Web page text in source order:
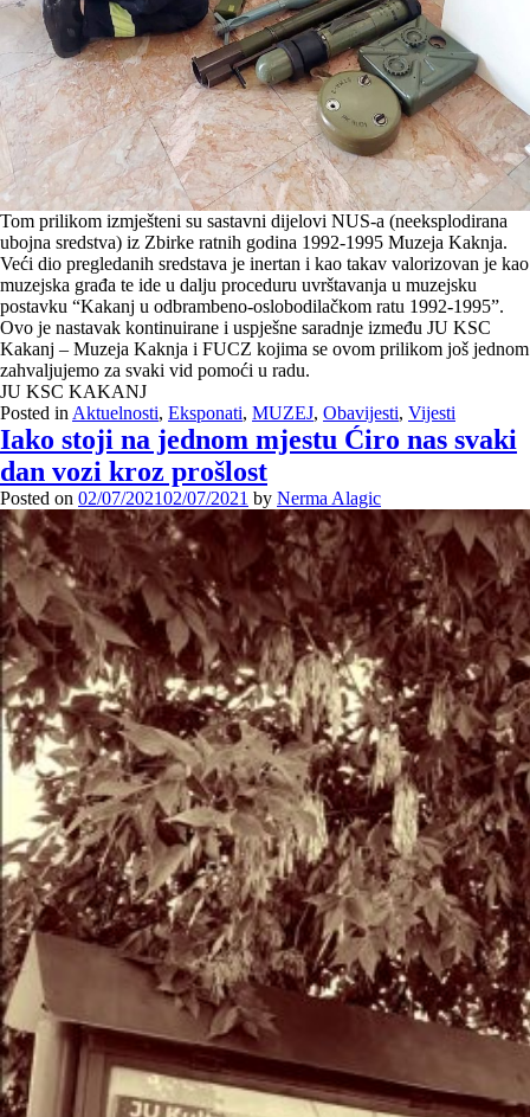
Tom prilikom izmješteni su sastavni dijelovi NUS-a (neeksplodirana
ubojna sredstva) iz Zbirke ratnih godina 1992-1995 Muzeja Kaknja.
Veći dio pregledanih sredstava je inertan i kao takav valorizovan je kao
muzejska građa te ide u dalju proceduru uvrštavanja u muzejsku
postavku “Kakanj u odbrambeno-oslobodilačkom ratu 1992-1995”.
Ovo je nastavak kontinuirane i uspješne saradnje između JU KSC
Kakanj – Muzeja Kaknja i FUCZ kojima se ovom prilikom još jednom
zahvaljujemo za svaki vid pomoći u radu.
JU KSC KAKANJ
Posted in Aktuelnosti, Eksponati, MUZEJ, Obavijesti, Vijesti
Iako stoji na jednom mjestu Ćiro nas svaki
dan vozi kroz prošlost
Posted on 02/07/202102/07/2021 by Nerma Alagic